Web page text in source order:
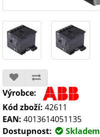
Výrobce:
Kód zboží: 42611
EAN: 4013614051135
Dostupnost:
Skladem